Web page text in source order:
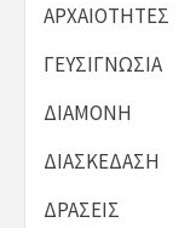
ΑΡΧΑΙΟΤΗΤΕΣ
ΓΕΥΣΙΓΝΩΣΙΑ
ΔΙΑΜΟΝΗ
ΔΙΑΣΚΕΔΑΣΗ
ΔΡΑΣΕΙΣ